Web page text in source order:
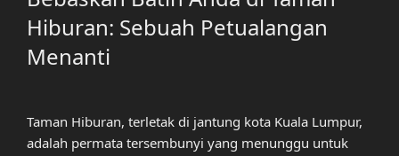
Hiburan: Sebuah Petualangan
Menanti
Taman Hiburan, terletak di jantung kota Kuala Lumpur,
adalah permata tersembunyi yang menunggu untuk